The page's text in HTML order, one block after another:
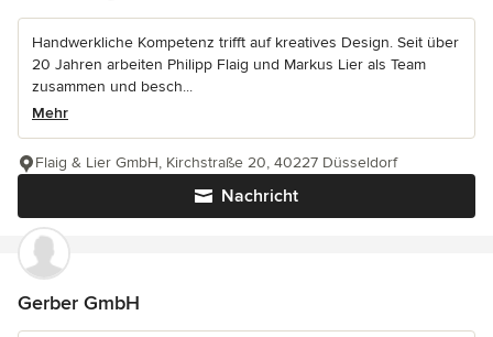
Handwerkliche Kompetenz trifft auf kreatives Design. Seit über
20 Jahren arbeiten Philipp Flaig und Markus Lier als Team
zusammen und besch...
Mehr
Nachricht
Flaig & Lier GmbH, Kirchstraße 20, 40227 Düsseldorf
Gerber GmbH